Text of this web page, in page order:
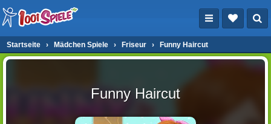
Startseite › Mädchen Spiele › Friseur › Funny Haircut
Funny Haircut